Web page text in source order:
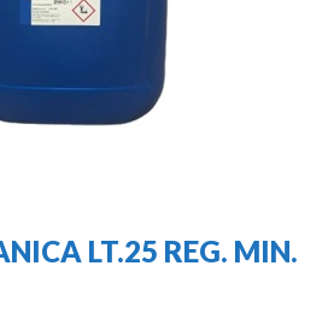
LT.25 REG. MIN.